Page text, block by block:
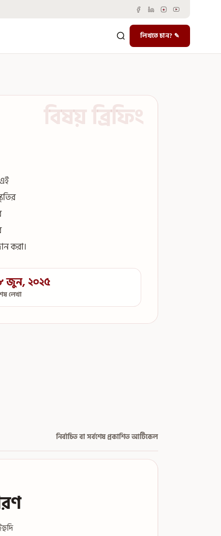
লিখতে চান? ✎
করা।
জুন, ২০২৫
লেখা
নির্বাচিত বা সর্বশেষ প্রকাশিত আর্টিকেল